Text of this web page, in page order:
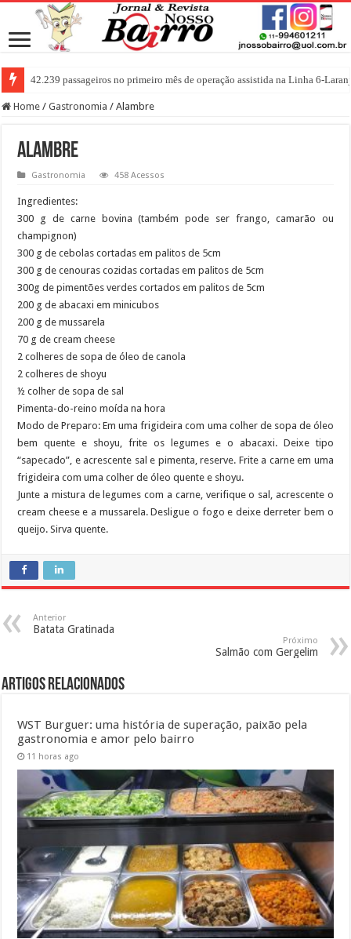
42.239 passageiros no primeiro mês de operação assistida na Linha 6-
Home / Gastronomia / Alambre
Alambre
Gastronomia 458 Acessos
Ingredientes:
300 g de carne bovina (também pode ser frango, camarão ou
champignon)
300 g de cebolas cortadas em palitos de 5cm
300 g de cenouras cozidas cortadas em palitos de 5cm
300g de pimentões verdes cortados em palitos de 5cm
200 g de abacaxi em minicubos
200 g de mussarela
70 g de cream cheese
2 colheres de sopa de óleo de canola
2 colheres de shoyu
½ colher de sopa de sal
Pimenta-do-reino moída na hora
Modo de Preparo: Em uma frigideira com uma colher de sopa de óleo
bem quente e shoyu, frite os legumes e o abacaxi. Deixe tipo
“sapecado”, e acrescente sal e pimenta, reserve. Frite a carne em uma
frigideira com uma colher de óleo quente e shoyu.
Junte a mistura de legumes com a carne, verifique o sal, acrescente o
cream cheese e a mussarela. Desligue o fogo e deixe derreter bem o
queijo. Sirva quente.
Anterior
Batata Gratinada
Próximo
Salmão com Gergelim
Artigos Relacionados
WST Burguer: uma história de superação, paixão pela
gastronomia e amor pelo bairro
11 horas ago